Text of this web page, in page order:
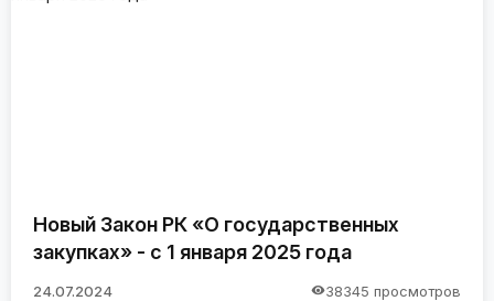
Новый Закон РК «О государственных
закупках» - с 1 января 2025 года
24.07.2024 38345 просмотров